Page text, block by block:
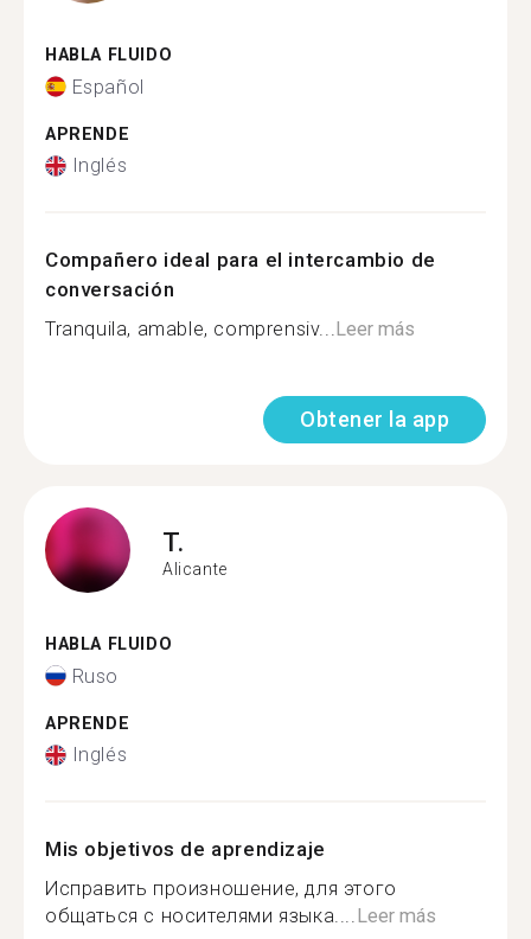
HABLA FLUIDO
Español
APRENDE
Inglés
Compañero ideal para el intercambio de
conversación
Tranquila, amable, comprensiv...Leer más
Obtener la app
T.
Alicante
HABLA FLUIDO
Ruso
APRENDE
Inglés
Mis objetivos de aprendizaje
Исправить произношение, для этого
общаться с носителями языка....Leer más